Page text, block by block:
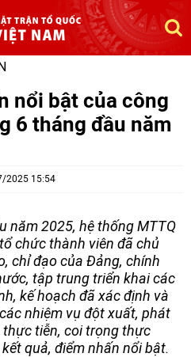
nổi bật của công
6 tháng đầu năm
2025 15:54
năm 2025, hệ thống MTTQ
chức thành viên đã chủ
chỉ đạo của Đảng, chính
tập trung triển khai các
kế hoạch đã xác định và
nhiệm vụ đột xuất, phát
tiễn, coi trọng thực
quả, điểm nhấn nổi bật.